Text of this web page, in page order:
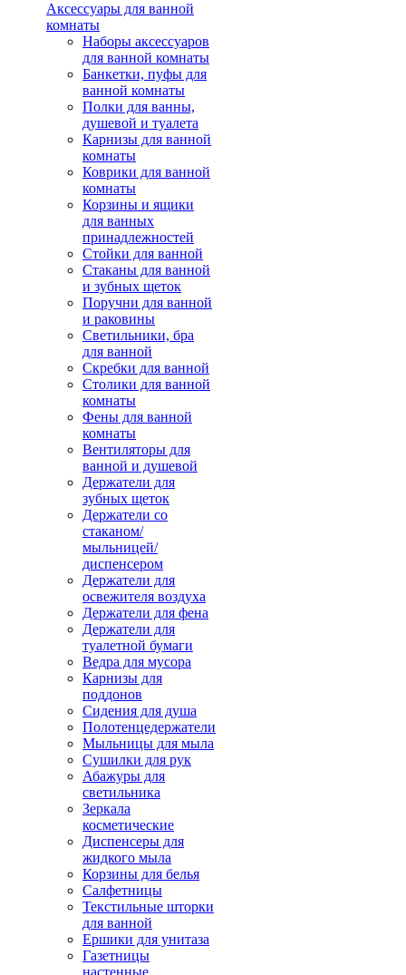
Аксессуары для ванной
комнаты
Наборы аксессуаров
для ванной комнаты
Банкетки, пуфы для
ванной комнаты
Полки для ванны,
душевой и туалета
Карнизы для ванной
комнаты
Коврики для ванной
комнаты
Корзины и ящики
для ванных
принадлежностей
Стойки для ванной
Стаканы для ванной
и зубных щеток
Поручни для ванной
и раковины
Светильники, бра
для ванной
Скребки для ванной
Столики для ванной
комнаты
Фены для ванной
комнаты
Вентиляторы для
ванной и душевой
Держатели для
зубных щеток
Держатели со
стаканом/
мыльницей/
диспенсером
Держатели для
освежителя воздуха
Держатели для фена
Держатели для
туалетной бумаги
Ведра для мусора
Карнизы для
поддонов
Сидения для душа
Полотенцедержатели
Мыльницы для мыла
Сушилки для рук
Абажуры для
светильника
Зеркала
косметические
Диспенсеры для
жидкого мыла
Корзины для белья
Салфетницы
Текстильные шторки
для ванной
Ершики для унитаза
Газетницы
настенные